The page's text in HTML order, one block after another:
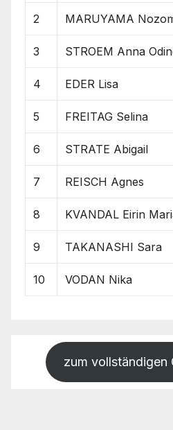
2 MARUYAMA
3 STROEM Anna
4 EDER Lisa
5 FREITAG Selina
6 STRATE Abigail
7 REISCH Agnes
8 KVANDAL Eirin
9 TAKANASHI Sara
10 VODAN Nika
zum vollständigen